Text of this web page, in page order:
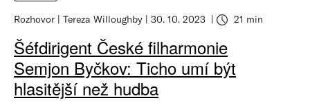
Rozhovor Tereza Willoughby 30. 10. 2023 21 min
Šéfdirigent České filharmonie
Semjon Byčkov: Ticho umí být
hlasitější než hudba